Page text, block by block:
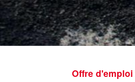
Offre d'emploi